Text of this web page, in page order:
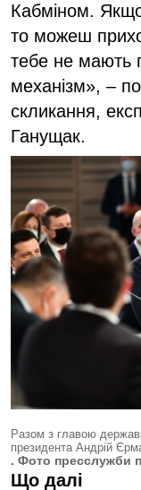
Кабміном. Якщо
то можеш
тебе не мають
механізм», –
скликання,
Ганущак.
Разом з главою
президента Андрій
. Фото пресслужби
Що далі